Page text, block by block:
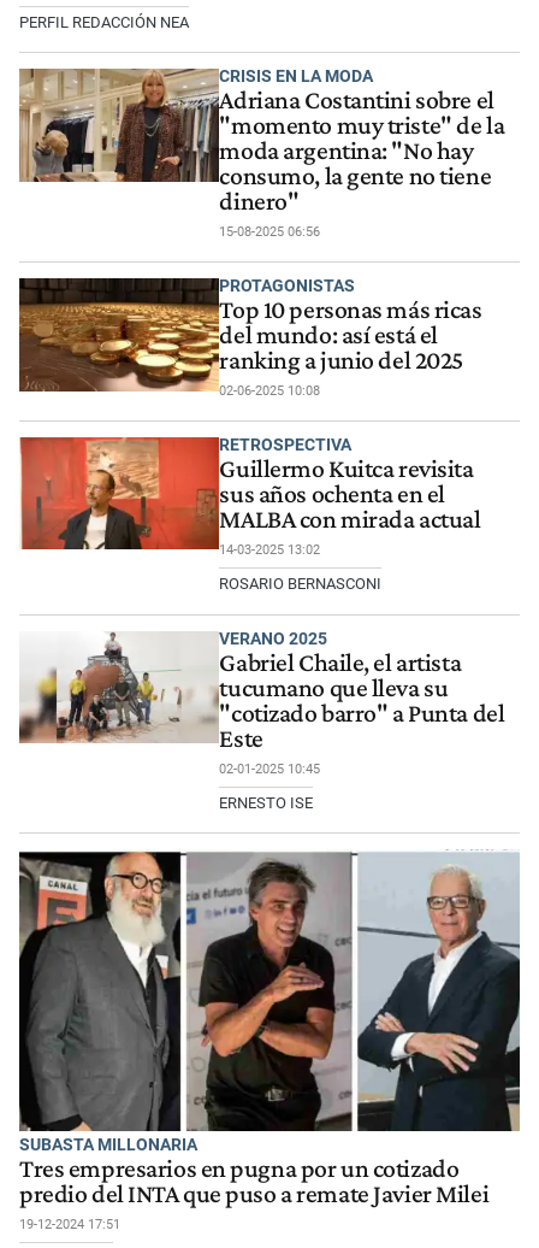
PERFIL REDACCIÓN NEA
CRISIS EN LA MODA
Adriana Costantini sobre el
"momento muy triste" de la
moda argentina: "No hay
consumo, la gente no tiene
dinero"
15-08-2025 06:56
PROTAGONISTAS
Top 10 personas más ricas
del mundo: así está el
ranking a junio del 2025
02-06-2025 10:08
RETROSPECTIVA
Guillermo Kuitca revisita
sus años ochenta en el
MALBA con mirada actual
14-03-2025 13:02
ROSARIO BERNASCONI
VERANO 2025
Gabriel Chaile, el artista
tucumano que lleva su
"cotizado barro" a Punta del
Este
02-01-2025 10:45
ERNESTO ISE
SUBASTA MILLONARIA
Tres empresarios en pugna por un cotizado
predio del INTA que puso a remate Javier Milei
19-12-2024 17:51